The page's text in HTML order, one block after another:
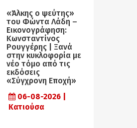
«Άλκης ο ψεύτης»
του Φώντα Λάδη –
Εικονογράφηση:
Κωνσταντίνος
Ρουγγέρης | Ξανά
στην κυκλοφορία με
νέο τόμο από τις
εκδόσεις
«Σύγχρονη Εποχή»
06-08-2026 |
Κατιούσα